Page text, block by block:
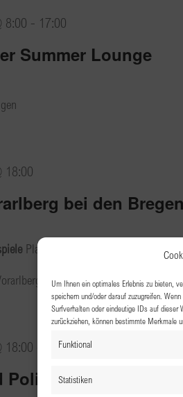
Um Ihnen ein optimales Erlebnis zu bieten,
speichern und/oder darauf zuzugreifen.
Surfverhalten oder eindeutige IDs auf
zurückziehen, können bestimmte Merkmale
Funktional
Statistiken
Summer Lounge
8:00 - 17:00
bei den
18:00
Platz der Wiener Symphoniker 1,
besuchen die Bregenzer
Politik
18:00 22:00